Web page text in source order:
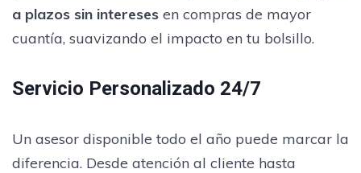
a plazos sin intereses en compras de mayor
cuantía, suavizando el impacto en tu bolsillo.
Servicio Personalizado 24/7
Un asesor disponible todo el año puede marcar la
diferencia. Desde atención al cliente hasta